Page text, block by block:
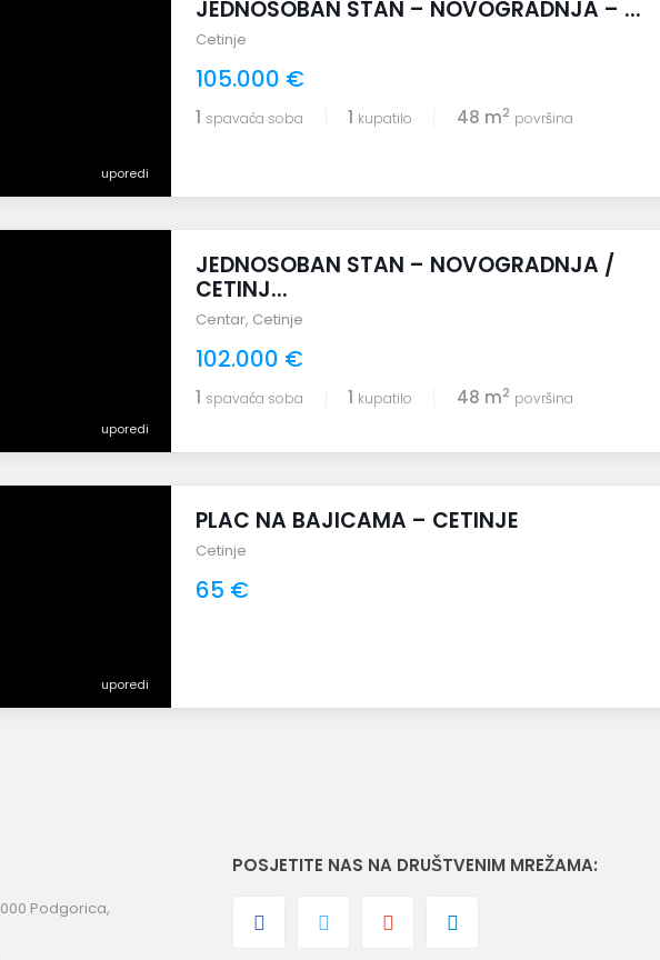
uporedi
JEDNOSOBAN STAN – NOVOGRADNJA – ...
Cetinje
105.000 €
1 spavaća soba 1 kupatilo 48 m2 površina
uporedi
JEDNOSOBAN STAN – NOVOGRADNJA /
CETINJ...
Centar, Cetinje
102.000 €
1 spavaća soba 1 kupatilo 48 m2 površina
uporedi
PLAC NA BAJICAMA – CETINJE
Cetinje
65 €
Podgorica,
POSJETITE NAS NA DRUŠTVENIM MREŽAMA: